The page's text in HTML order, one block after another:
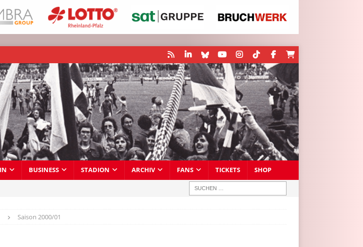
BUSINESS STADION ARCHIV FANS TICKETS SHOP
Saison 2000/01